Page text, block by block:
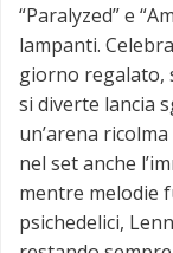
“Paralyzed” e
lampanti.
giorno regalato,
si diverte lancia
un’arena
nel set anche
mentre melodie
psichedelici,